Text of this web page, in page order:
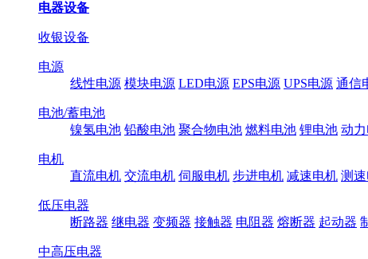
电器设备
收银设备
电源
线性电源 模块电源 LED电源 EPS电源 UPS电源 通信
电池/蓄电池
镍氢电池 铅酸电池 聚合物电池 燃料电池 锂电池 动
电机
直流电机 交流电机 伺服电机 步进电机 减速电机 测
低压电器
断路器 继电器 变频器 接触器 电阻器 熔断器 起动器
中高压电器